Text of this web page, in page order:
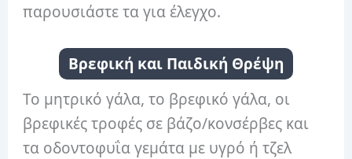
παρουσιάστε τα για έλεγχο.
Βρεφική και Παιδική Θρέψη
Το μητρικό γάλα, το βρεφικό γάλα, οι
βρεφικές τροφές σε βάζο/κονσέρβες και
τα οδοντοφυΐα γεμάτα με υγρό ή τζελ